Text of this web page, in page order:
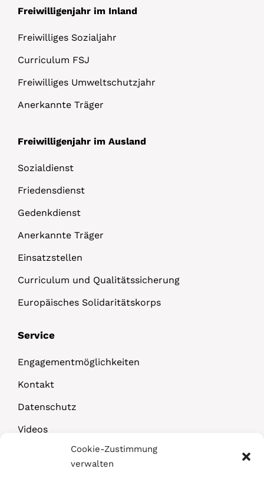
Cookie-Zustimmung
verwalten
Freiwilligenjahr im Inland
Freiwilliges Sozialjahr
Curriculum FSJ
Freiwilliges Umweltschutzjahr
Anerkannte Träger
Freiwilligenjahr im Ausland
Sozialdienst
Friedensdienst
Gedenkdienst
Anerkannte Träger
Einsatzstellen
Curriculum und Qualitätssicherung
Europäisches Solidaritätskorps
Service
Engagementmöglichkeiten
Kontakt
Datenschutz
Videos